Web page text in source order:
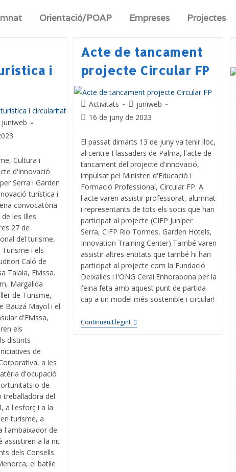
Orientació/POAP Empreses Projectes
i
juniweb
Cultura i
d'innovació
Serra i Garden
turística i
convocatòria
les Illes
27 de
del turisme,
i els
Caló de
Talaia, Eivissa.
Margalida
de Turisme,
Bauzá Mayol i el
d'Eivissa,
els
distints
de
a les
d'ocupació
o de
treballadora del
a l'esforç i a la
turisme, a
l'ambaixador de
assistiren a la nit
dels Consells
el batlle
Acte de tancament
projecte Circular FP
Activitats
juniweb
16 de juny de 2023
El passat dimarts 13 de juny va tenir lloc,
al centre Flassaders de Palma, l'acte de
tancament del projecte d'innovació,
impulsat pel Ministeri d'Educació i
Formació Professional, Circular FP. A
l'acte varen assistir professorat, alumnat
i representants de tots els socis que han
participat al projecte (CIFP Juníper
Serra, CIFP Rio Tormes, Garden Hotels,
Innovation Training Center).També varen
assistir altres entitats que també hi han
participat al projecte com la Fundació
Deixalles i l'ONG Cerai.Enhorabona per la
feina feta amb aquest punt de partida
cap a un model més sostenible i circular!
Continueu Llegint